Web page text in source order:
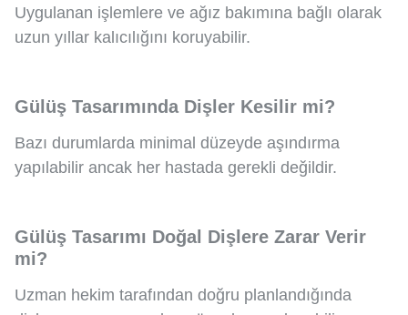
Uygulanan işlemlere ve ağız bakımına bağlı olarak
uzun yıllar kalıcılığını koruyabilir.
Gülüş Tasarımında Dişler Kesilir mi?
Bazı durumlarda minimal düzeyde aşındırma
yapılabilir ancak her hastada gerekli değildir.
Gülüş Tasarımı Doğal Dişlere Zarar Verir
mi?
Uzman hekim tarafından doğru planlandığında